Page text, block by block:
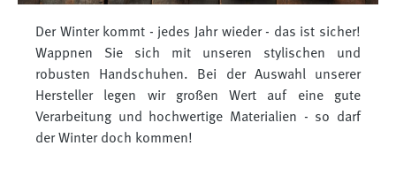
Der Winter kommt - jedes Jahr wieder - das ist sicher!
Wappnen Sie sich mit unseren stylischen und
robusten Handschuhen. Bei der Auswahl unserer
Hersteller legen wir großen Wert auf eine gute
Verarbeitung und hochwertige Materialien - so darf
der Winter doch kommen!